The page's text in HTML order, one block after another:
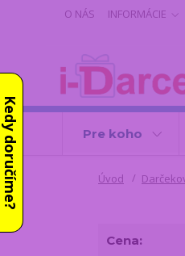
O NÁS INFORMÁCIE
Pre koho
Úvod
Cena:
Kedy doručíme?